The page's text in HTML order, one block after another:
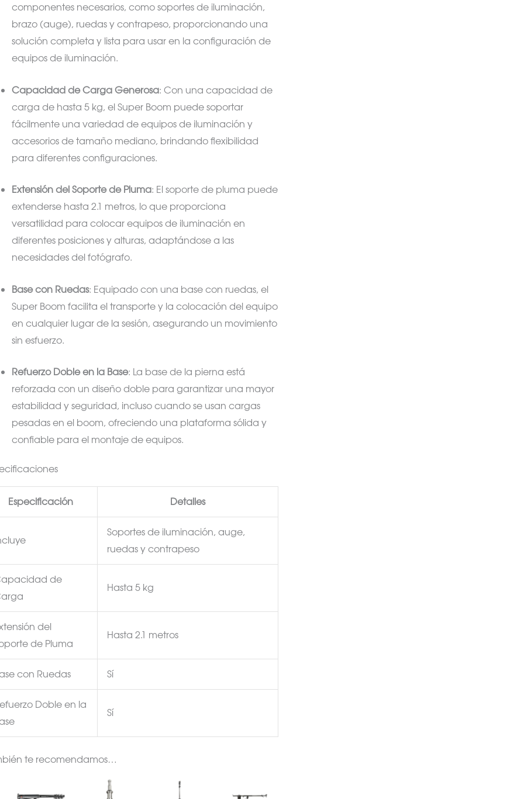
componentes necesarios, como soportes de iluminación,
brazo (auge), ruedas y contrapeso, proporcionando una
solución completa y lista para usar en la configuración de
equipos de iluminación.
Capacidad de Carga Generosa: Con una capacidad de
carga de hasta 5 kg, el Super Boom puede soportar
fácilmente una variedad de equipos de iluminación y
accesorios de tamaño mediano, brindando flexibilidad
para diferentes configuraciones.
Extensión del Soporte de Pluma: El soporte de pluma puede
extenderse hasta 2.1 metros, lo que proporciona
versatilidad para colocar equipos de iluminación en
diferentes posiciones y alturas, adaptándose a las
necesidades del fotógrafo.
Base con Ruedas: Equipado con una base con ruedas, el
Super Boom facilita el transporte y la colocación del equipo
en cualquier lugar de la sesión, asegurando un movimiento
sin esfuerzo.
Refuerzo Doble en la Base: La base de la pierna está
reforzada con un diseño doble para garantizar una mayor
estabilidad y seguridad, incluso cuando se usan cargas
pesadas en el boom, ofreciendo una plataforma sólida y
confiable para el montaje de equipos.
Especificación Detalles
Soportes de iluminación, auge,
ruedas y contrapeso
de
Hasta 5 kg
del
de Pluma
Hasta 2.1 metros
con Ruedas Sí
Doble en la
Sí
te recomendamos…